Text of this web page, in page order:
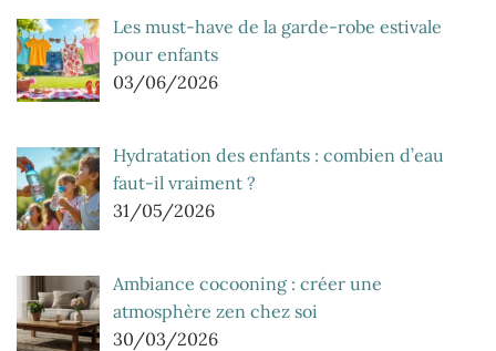
Les must-have de la garde-robe estivale
pour enfants
03/06/2026
Hydratation des enfants : combien d’eau
faut-il vraiment ?
31/05/2026
Ambiance cocooning : créer une
atmosphère zen chez soi
30/03/2026